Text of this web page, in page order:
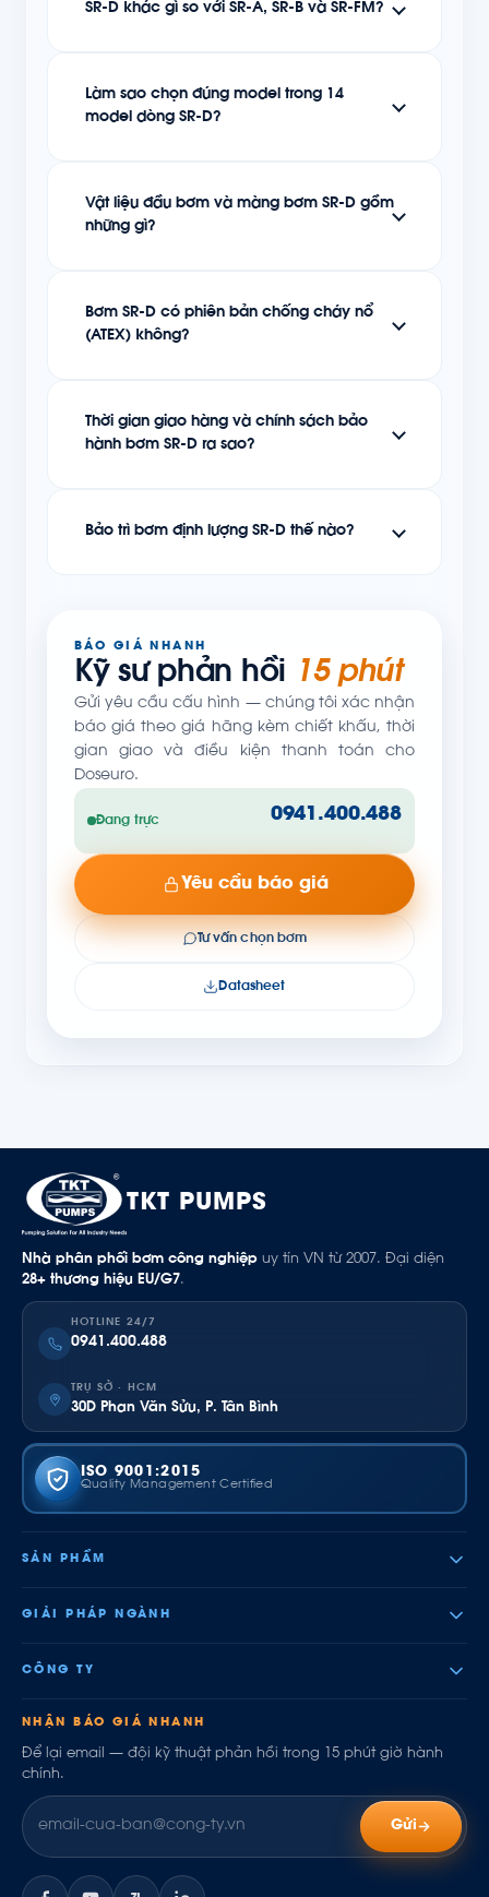
SR-D khác gì so với SR-A, SR-B và SR-FM?
Làm sao chọn đúng model trong 14
model dòng SR-D?
Vật liệu đầu bơm và màng bơm SR-D gồm
những gì?
Bơm SR-D có phiên bản chống cháy nổ
(ATEX) không?
Thời gian giao hàng và chính sách bảo
hành bơm SR-D ra sao?
Bảo trì bơm định lượng SR-D thế nào?
BÁO GIÁ NHANH
Kỹ sư phản hồi 15 phút
Gửi yêu cầu cấu hình — chúng tôi xác nhận
báo giá theo giá hãng kèm chiết khấu, thời
gian giao và điều kiện thanh toán cho
Doseuro.
Đang trực 0941.400.488
Yêu cầu báo giá
Tư vấn chọn bơm
Datasheet
TKT PUMPS
Nhà phân phối bơm công nghiệp uy tín VN từ 2007. Đại diện
28+ thương hiệu EU/G7.
HOTLINE 24/7
0941.400.488
TRỤ SỞ · HCM
30D Phan Văn Sửu, P. Tân Bình
ISO 9001:2015
Quality Management Certified
SẢN PHẨM
GIẢI PHÁP NGÀNH
CÔNG TY
NHẬN BÁO GIÁ NHANH
Để lại email — đội kỹ thuật phản hồi trong 15 phút giờ hành
chính.
Gửi